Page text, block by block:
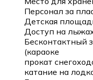
Персонал за
Детская
Доступ на
Бесконтактный
(караоке
прокат
катание на